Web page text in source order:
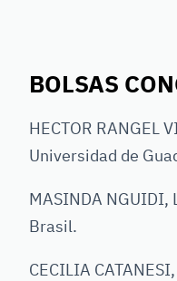
BOLSAS
HECTOR RANGEL
Universidad de
MASINDA NGUIDI,
Brasil.
CECILIA